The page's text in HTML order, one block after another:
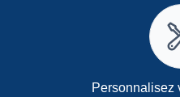
Personnalisez